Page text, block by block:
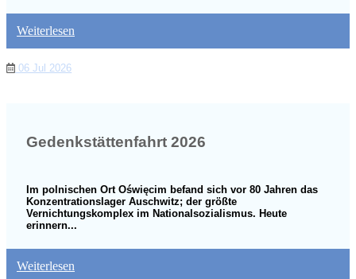
06 Jul 2026
Weiterlesen
Gedenkstättenfahrt 2026
Im polnischen Ort Oświęcim befand sich vor 80 Jahren das
Konzentrationslager Auschwitz; der größte
Vernichtungskomplex im Nationalsozialismus. Heute
erinnern...
Weiterlesen